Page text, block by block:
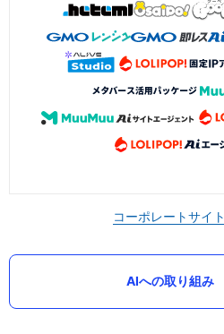
コーポレートサイト
AIへの取り組み